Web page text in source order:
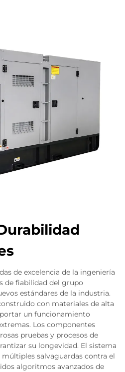
de excelencia de la ingeniería
de fiabilidad del grupo
estándares de la industria.
con materiales de alta
un funcionamiento
Los componentes
pruebas y procesos de
su longevidad. El sistema
salvaguardas contra el
algoritmos avanzados de